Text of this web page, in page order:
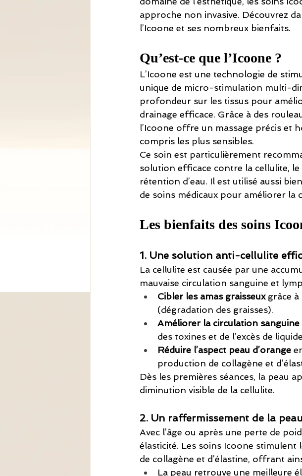
approche non invasive. Découvrez
l’Icoone et ses nombreux bienfaits.
Qu’est-ce que l’Icoone ?
L’Icoone est une technologie de
unique de micro-stimulation multi-
profondeur sur les tissus pour
drainage efficace. Grâce à des
l’Icoone offre un massage précis et
compris les plus sensibles.
Ce soin est particulièrement
solution efficace contre la cellulite,
rétention d’eau. Il est utilisé aussi
de soins médicaux pour améliorer la
Les bienfaits des soins
1. Une solution anti-cellulite
La cellulite est causée par une
mauvaise circulation sanguine et
Cibler les amas graisseux grâce à
(dégradation des graisses).
Améliorer la circulation
des toxines et de l’excès de
Réduire l’aspect peau d’orange
production de collagène et
Dès les premières séances, la peau
diminution visible de la cellulite.
2. Un raffermissement de la
Avec l’âge ou après une perte de
élasticité. Les soins Icoone
de collagène et d’élastine, offrant
La peau retrouve une meilleure